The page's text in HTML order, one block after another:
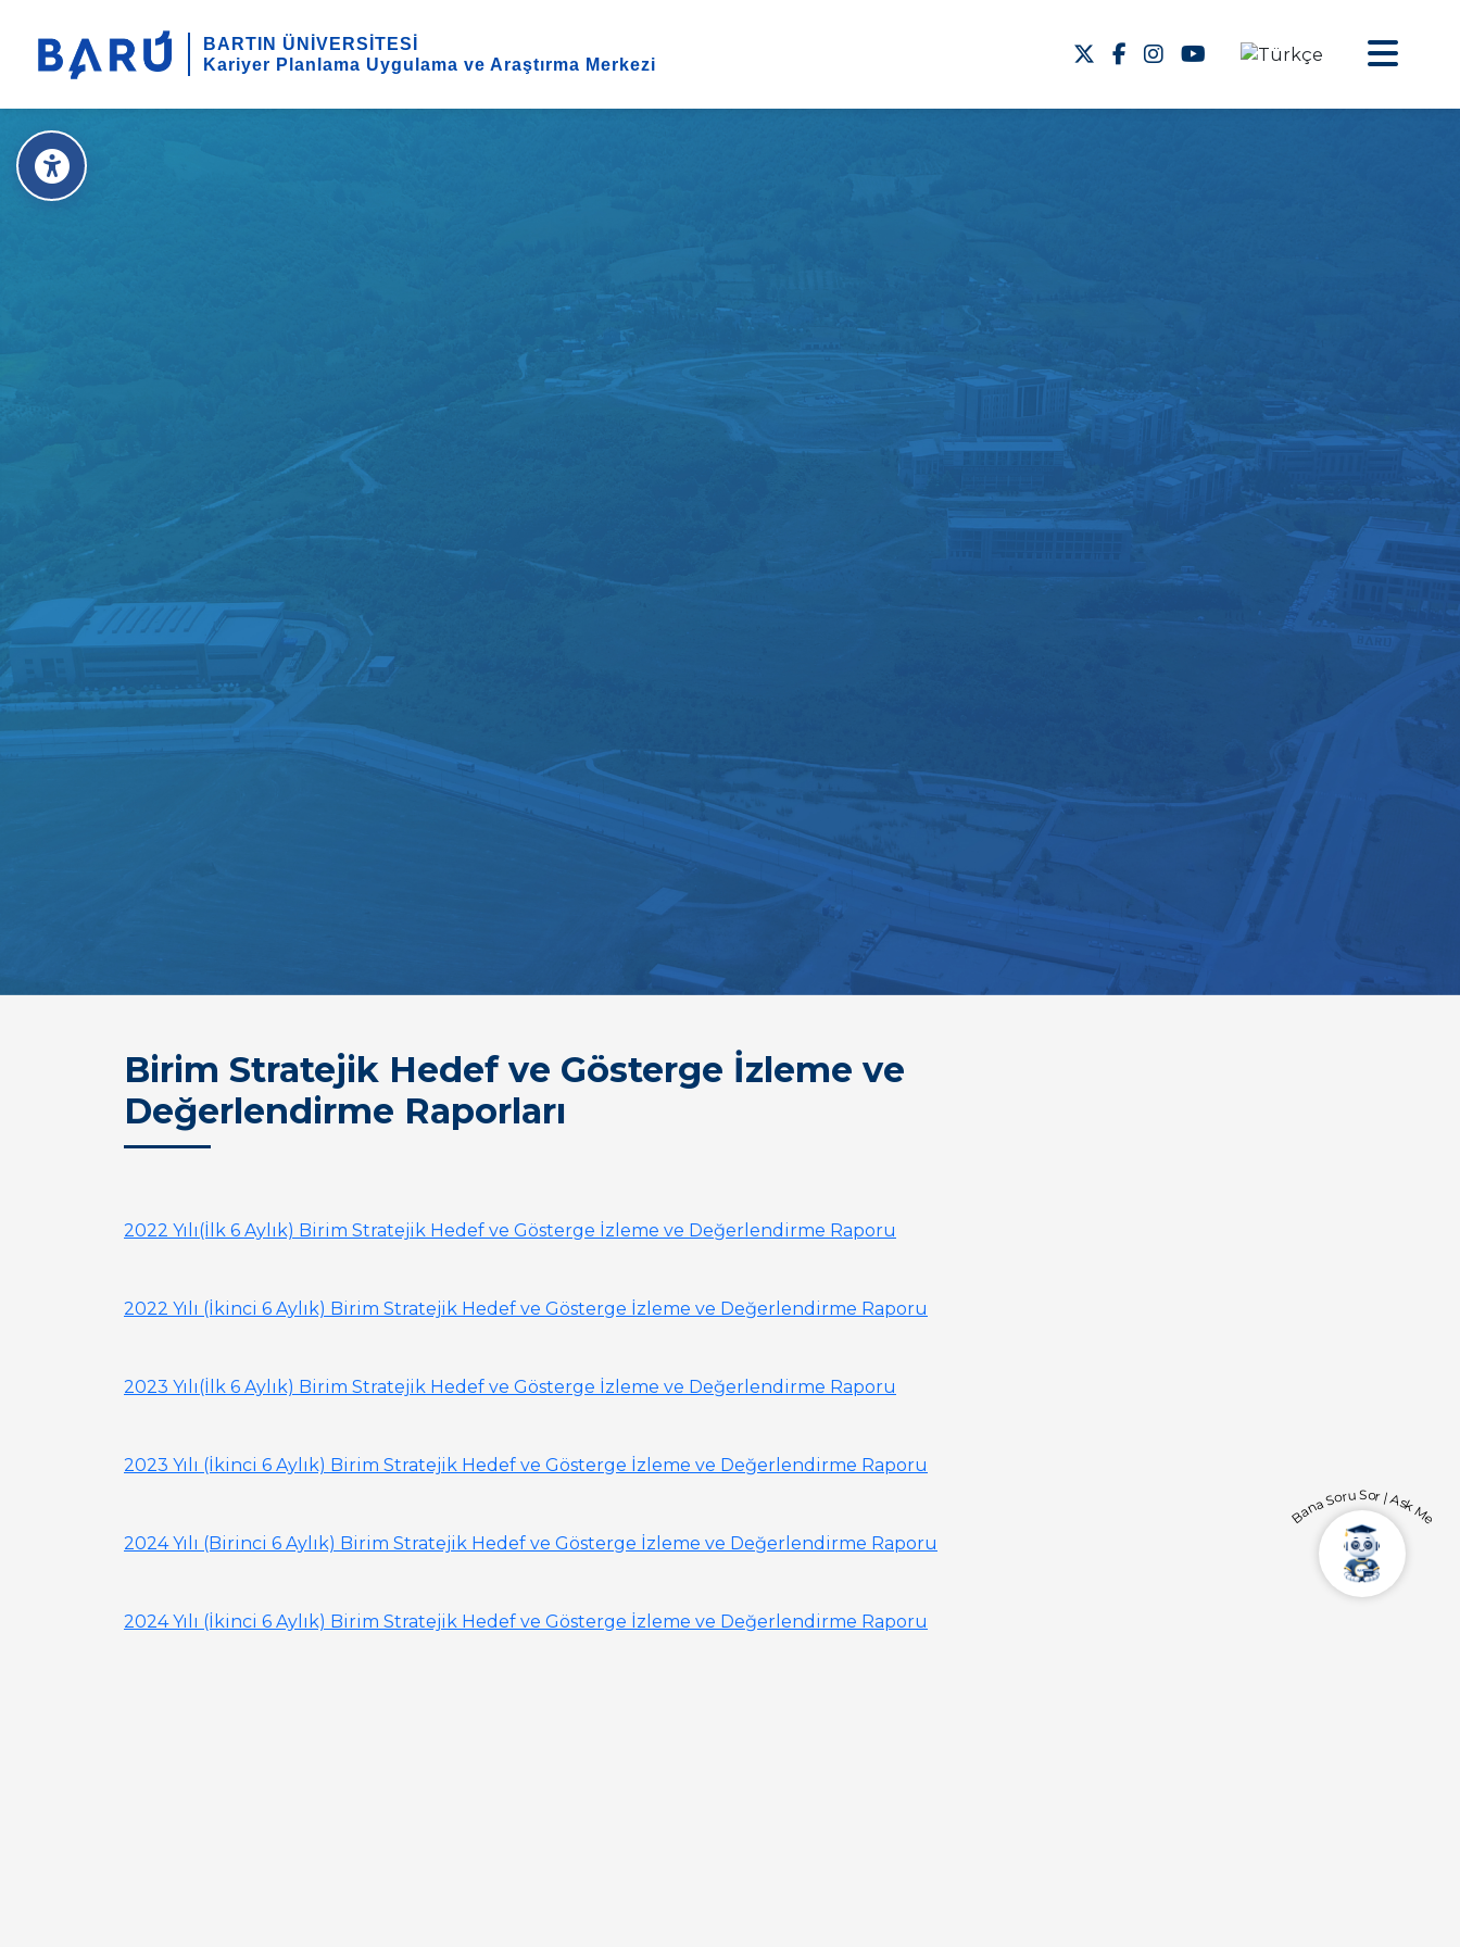
BARTIN ÜNİVERSİTESİ
Kariyer Planlama Uygulama ve Araştırma Merkezi
Birim Stratejik Hedef ve Gösterge İzleme ve
Değerlendirme Raporları
2022 Yılı(İlk 6 Aylık) Birim Stratejik Hedef ve Gösterge İzleme ve Değerlendirme Raporu
2022 Yılı (İkinci 6 Aylık) Birim Stratejik Hedef ve Gösterge İzleme ve Değerlendirme Raporu
2023 Yılı(İlk 6 Aylık) Birim Stratejik Hedef ve Gösterge İzleme ve Değerlendirme Raporu
2023 Yılı (İkinci 6 Aylık) Birim Stratejik Hedef ve Gösterge İzleme ve Değerlendirme Raporu
2024 Yılı (Birinci 6 Aylık) Birim Stratejik Hedef ve Gösterge İzleme ve Değerlendirme Raporu
2024 Yılı (İkinci 6 Aylık) Birim Stratejik Hedef ve Gösterge İzleme ve Değerlendirme Raporu
Bana Soru Sor | Ask Me